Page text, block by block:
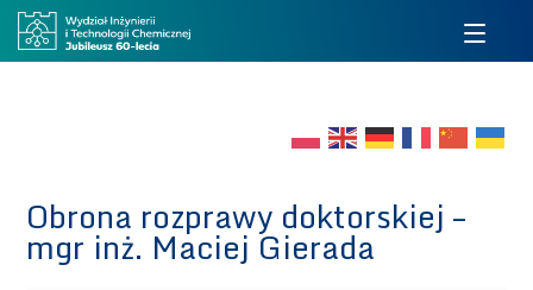
Obrona rozprawy doktorskiej –
mgr inż. Maciej Gierada